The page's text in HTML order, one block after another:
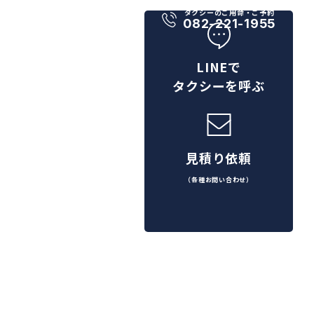
タクシーのご用命・ご予約
082-221-1955
LINEで
タクシーを呼ぶ
見積り依頼
（各種お問い合わせ）